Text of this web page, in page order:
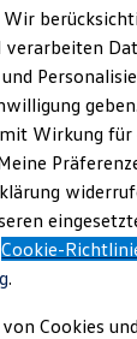
für
verarbeiten
Wirkung
Cookie-
.
Cookies